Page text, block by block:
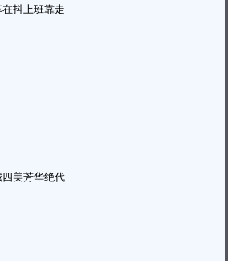
抖上班靠走
四美芳华绝代